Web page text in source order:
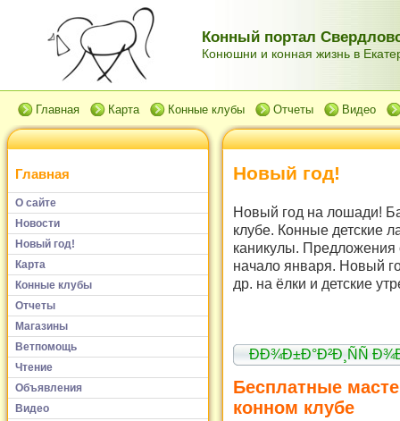
Конный портал
Конюшни и конная жизнь в
Главная Карта Конные клубы Отчеты Видео
Главная
О сайте
Новости
Новый год!
Карта
Конные клубы
Отчеты
Магазины
Ветпомощь
Чтение
Объявления
Видео
Новый год!
Новый год на лошади!
клубе. Конные детские
каникулы.
начало января. Новый
др. на ёлки и детские
ÐÐ¾Ð±Ð°Ð²Ð¸ÑÑ
Бесплатные
конном клубе